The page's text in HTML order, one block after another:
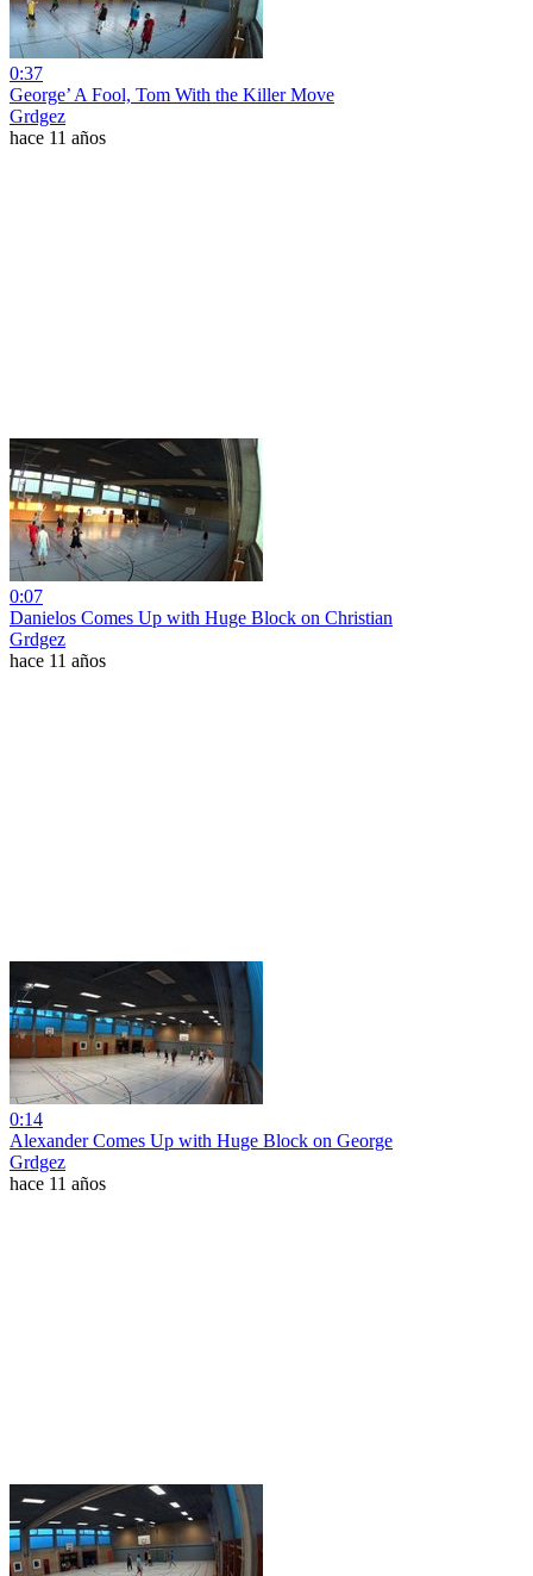
0:37
George’ A Fool, Tom With the Killer Move
Grdgez
hace 11 años
0:07
Danielos Comes Up with Huge Block on Christian
Grdgez
hace 11 años
0:14
Alexander Comes Up with Huge Block on George
Grdgez
hace 11 años